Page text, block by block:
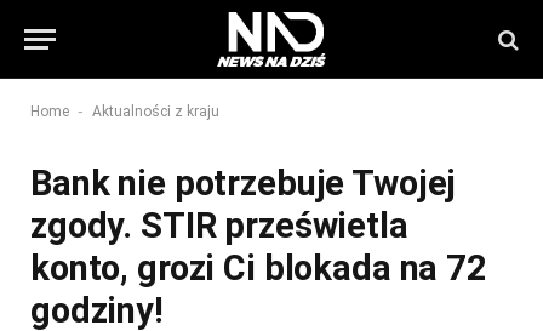
Home - Aktualności z kraju
Bank nie potrzebuje Twojej
zgody. STIR prześwietla
konto, grozi Ci blokada na 72
godziny!